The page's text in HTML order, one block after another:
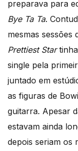
preparava para
Bye Ta Ta.
mesmas sessões
Prettiest Startinha
single pela
juntado em
as figuras de
guitarra. Apesar
estavam ainda
depois seriam os